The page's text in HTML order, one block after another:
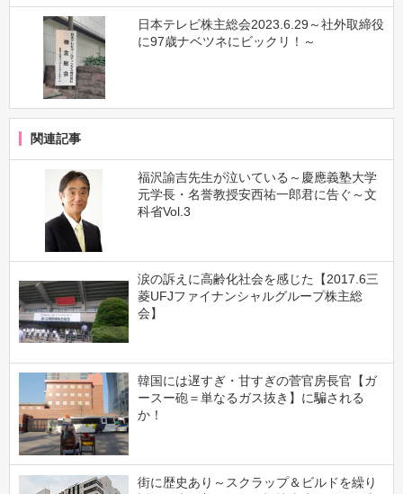
日本テレビ株主総会2023.6.29～社外取締役
に97歳ナベツネにビックリ！～
関連記事
福沢諭吉先生が泣いている～慶應義塾大学
元学長・名誉教授安西祐一郎君に告ぐ～文
科省Vol.3
涙の訴えに高齢化社会を感じた【2017.6三
菱UFJファイナンシャルグループ株主総
会】
韓国には遅すぎ・甘すぎの菅官房長官【ガ
ースー砲＝単なるガス抜き】に騙される
か！
街に歴史あり～スクラップ＆ビルドを繰り